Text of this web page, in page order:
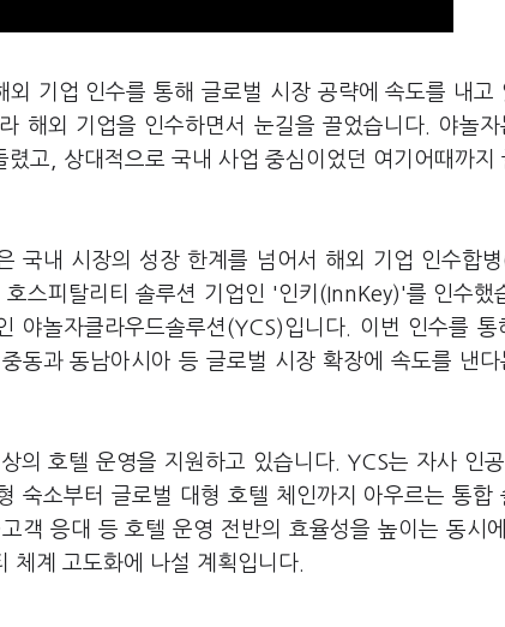
기업 인수를 통해 글로벌 시장 공략에 속도를 내고
해외 기업을 인수하면서 눈길을 끌었습니다. 야놀자
고, 상대적으로 국내 사업 중심이었던 여기어때까지
국내 시장의 성장 한계를 넘어서 해외 기업 인수합
스피탈리티 솔루션 기업인 '인키(InnKey)'를 인수했
야놀자클라우드솔루션(YCS)입니다. 이번 인수를 통
동과 동남아시아 등 글로벌 시장 확장에 속도를 낸다
의 호텔 운영을 지원하고 있습니다. YCS는 자사 인
숙소부터 글로벌 대형 호텔 체인까지 아우르는 통합
객 응대 등 호텔 운영 전반의 효율성을 높이는 동시
체계 고도화에 나설 계획입니다.